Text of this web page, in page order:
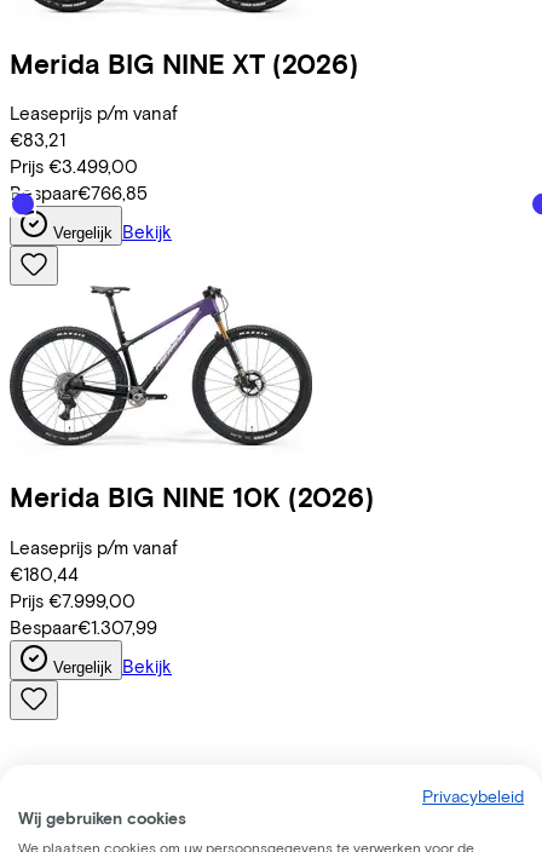
Merida BIG NINE XT (2026)
Leaseprijs p/m vanaf
€83,21
Prijs €3.499,00
Bespaar€766,85
Vergelijk Bekijk
Merida BIG NINE 10K (2026)
Leaseprijs p/m vanaf
€180,44
Prijs €7.999,00
Bespaar€1.307,99
Vergelijk Bekijk
Privacybeleid
Wij gebruiken cookies
We plaatsen cookies om uw persoonsgegevens te verwerken voor de